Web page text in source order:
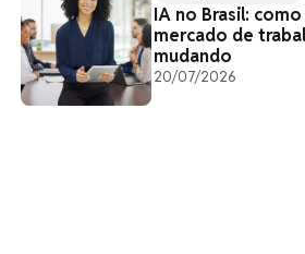
IA no Brasil:
mercado de
mudando
20/07/2026